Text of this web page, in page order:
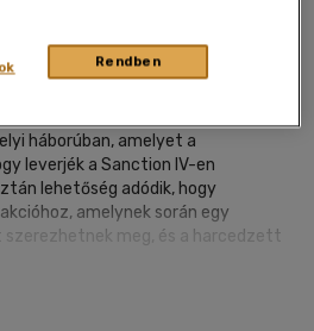
2008|magyar nyelvű
426 oldal
háborúban, amelyet a
leverjék a Sanction IV-en
lehetőség adódik, hogy
amelynek során egy
meg, és a harcedzett
és véres események
értéke felbecsülhetetlen, a
Rendben